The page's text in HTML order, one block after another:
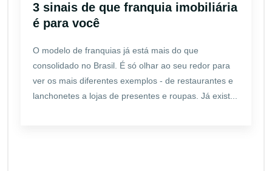
3 sinais de que franquia imobiliária
é para você
O modelo de franquias já está mais do que
consolidado no Brasil. É só olhar ao seu redor para
ver os mais diferentes exemplos - de restaurantes e
lanchonetes a lojas de presentes e roupas. Já exist...